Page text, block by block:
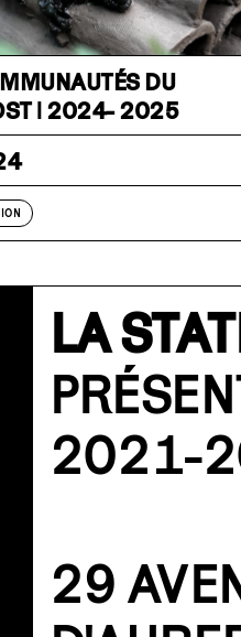
DU
| 2024- 2025
LA
2021-
29